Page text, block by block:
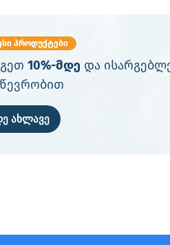
პროდუქტები
10%-მდე და
წევრობით
ახლავე